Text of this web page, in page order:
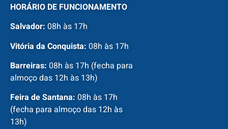
HORÁRIO DE FUNCIONAMENTO
Salvador: 08h às 17h
Vitória da Conquista: 08h às 17h
Barreiras: 08h às 17h (fecha para
almoço das 12h às 13h)
Feira de Santana: 08h às 17h
(fecha para almoço das 12h às
13h)